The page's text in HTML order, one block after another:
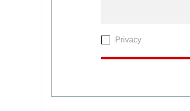
Privacy